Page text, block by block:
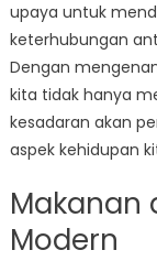
upaya untuk
keterhubungan
Dengan
kita tidak hanya
kesadaran akan
aspek kehidupan
Makanan
Modern